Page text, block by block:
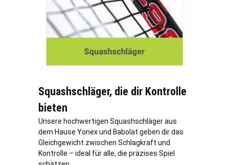
Squashschläger, die dir Kontrolle
bieten
Unsere hochwertigen Squashschläger aus
dem Hause Yonex und Babolat geben dir das
Gleichgewicht zwischen Schlagkraft und
Kontrolle – ideal für alle, die präzises Spiel